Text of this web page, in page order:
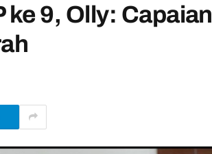
ke 9, Olly: Capaian